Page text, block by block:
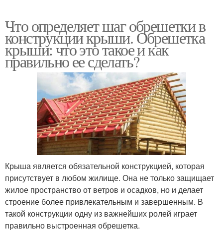
Что определяет шаг обрешетки в
конструкции крыши. Обрешетка
крыши: что это такое и как
правильно ее сделать?
Крыша является обязательной конструкцией, которая
присутствует в любом жилище. Она не только защищает
жилое пространство от ветров и осадков, но и делает
строение более привлекательным и завершенным. В
такой конструкции одну из важнейших ролей играет
правильно выстроенная обрешетка.